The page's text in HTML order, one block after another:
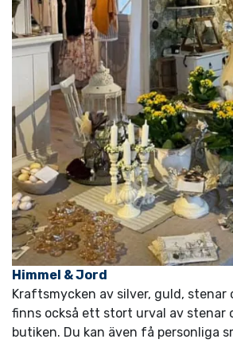
Himmel & Jord
Kraftsmycken av silver, guld, stenar
finns också ett stort urval av stenar
butiken. Du kan även få personliga